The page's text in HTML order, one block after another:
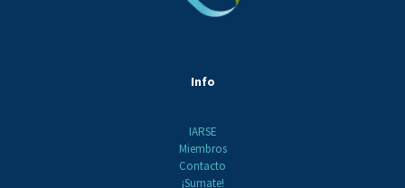
Info
IARSE
Miembros
Contacto
¡Sumate!